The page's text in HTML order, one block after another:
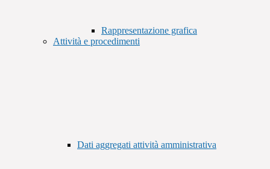
Rappresentazione grafica
Attività e procedimenti
Dati aggregati attività amministrativa